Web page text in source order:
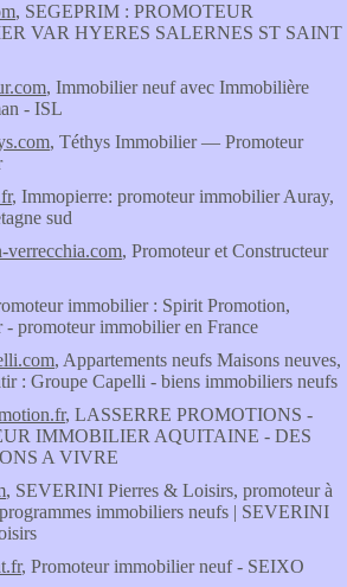
, SEGEPRIM : PROMOTEUR
VAR HYERES SALERNES ST SAINT
, Immobilier neuf avec Immobilière
- ISL
, Téthys Immobilier — Promoteur
, Immopierre: promoteur immobilier Auray,
sud
verrecchia.com, Promoteur et Constructeur
immobilier : Spirit Promotion,
- promoteur immobilier en France
, Appartements neufs Maisons neuves,
: Groupe Capelli - biens immobiliers neufs
, LASSERRE PROMOTIONS -
IMMOBILIER AQUITAINE - DES
A VIVRE
, SEVERINI Pierres & Loisirs, promoteur à
immobiliers neufs | SEVERINI
, Promoteur immobilier neuf - SEIXO